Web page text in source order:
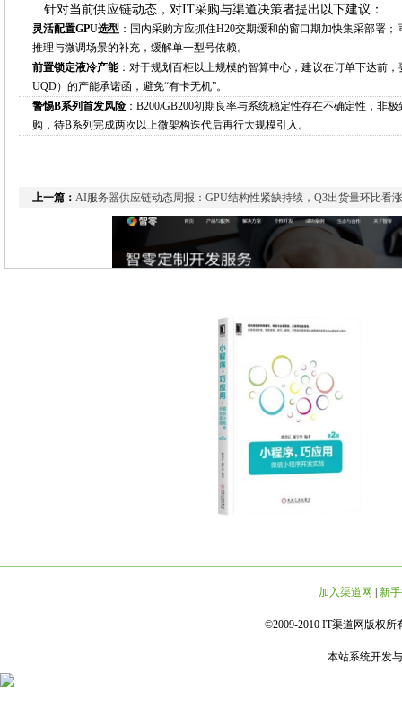
针对当前供应链动态，对IT采购与渠道决策者提出以下建议：
灵活配置GPU选型 ：国内采购方应抓住H20交期缓和的窗口期加快集采部署
推理与微调场景的补充，缓解单一型号依赖。
前置锁定液冷产能：对于规划百柜以上规模的智算中心，建议在订单下达前
UQD）的产能承诺函，避免“有卡无机”。
警惕B系列首发风险 ：B200/GB200初期良率与系统稳定性存在不确定性，非
购，待B系列完成两次以上微架构迭代后再行大规模引入。
AI服务器供应链动态周报：GPU结
本期周报聚焦AI服务器供应链最新动态。过去一周，供应链
面，以H20为代表的特定GPU型号交期显著缩短，渠道库存有所
上一篇： AI服务器供应链动态周报：GPU结构性紧缺持续，Q3出货量环比看涨
下一篇：AI服务器供应链动态周报
加入渠道网 新
©2009-2010 IT渠道网版权所
本站系统开发